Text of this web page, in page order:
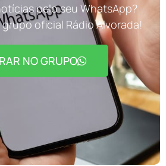
pelo seu WhatsApp?
oficial Rádio Alvorada!
NO GRUPO